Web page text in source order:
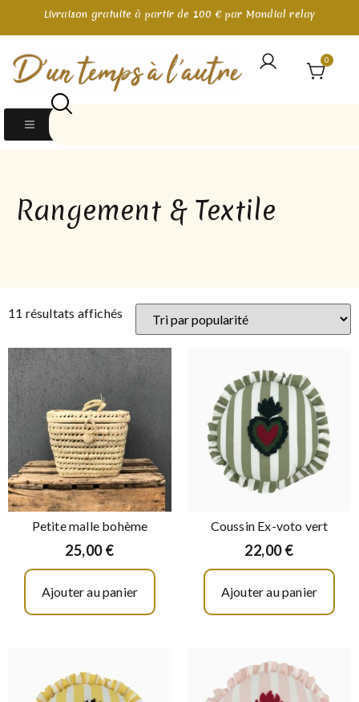
Livraison gratuite à partir de 100 € par Mondial relay
0
Rangement & Textile
11 résultats affichés
Petite malle bohème
25,00€
Ajouter au panier
Coussin Ex-voto vert
22,00€
Ajouter au panier